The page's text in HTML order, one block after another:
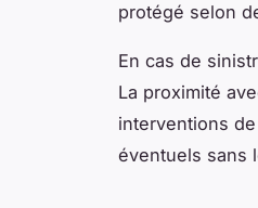
protégé selon
En cas de
La proximité
interventions
éventuels sans